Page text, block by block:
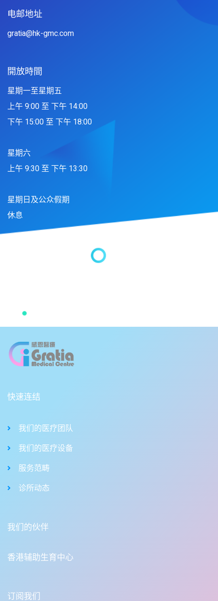
电邮地址
gratia@hk-gmc.com
開放時間
星期一至星期五
上午 9:00 至 下午 14:00
下午 15:00 至 下午 18:00
星期六
上午 9:30 至 下午 13:30
星期日及公众假期
休息
快速连结
我们的医疗团队
我们的医疗设备
服务范畴
诊所动态
我们的伙伴
香港辅助生育中心
订阅我们